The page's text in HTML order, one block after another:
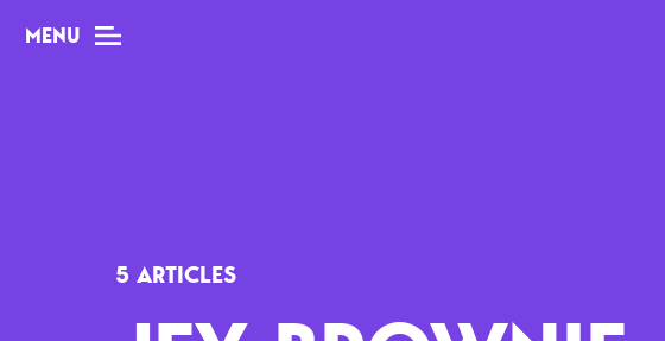
MENU
Tops
Interviews
5 ARTICLES